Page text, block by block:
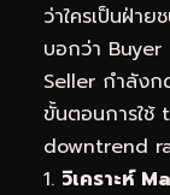
ว่าใครเป็นฝ่า
บอกว่า Buyer
Seller กำลังก
ขั้นตอนการใ
downtrend
วิเคราะห์